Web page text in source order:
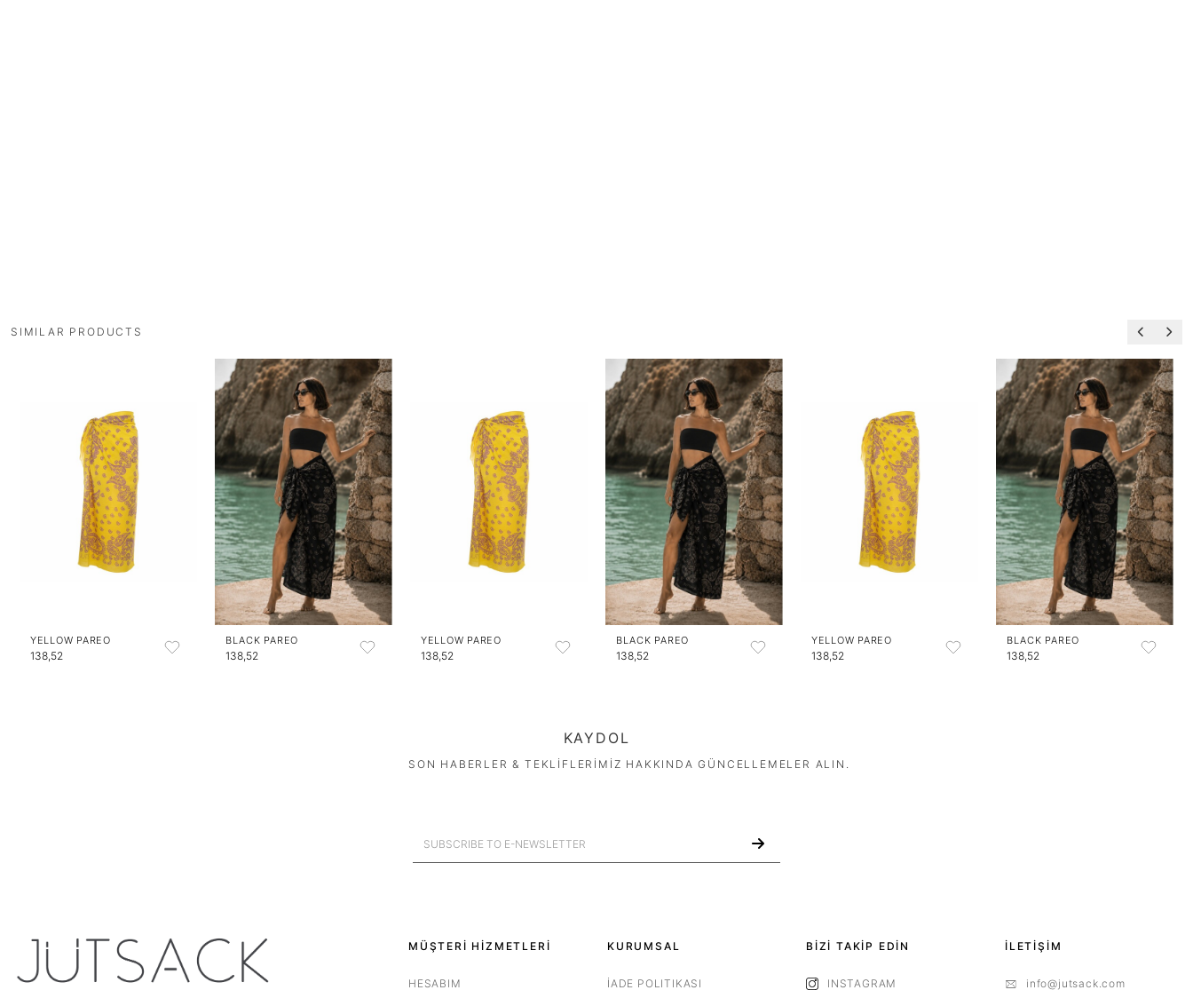
SIMILAR PRODUCTS
YELLOW PAREO
138,52
BLACK PAREO
138,52
YELLOW PAREO
138,52
BLACK PAREO
138,52
YELLOW PAREO
138,52
BLACK PAREO
138,52
KAYDOL
SON HABERLER & TEKLİFLERİMİZ HAKKINDA GÜNCELLEMELER ALIN.
MÜŞTERİ HİZMETLERİ
HESABIM
KURUMSAL
İADE POLITIKASI
BİZİ TAKİP EDİN
INSTAGRAM
İLETİŞİM
info@jutsack.com